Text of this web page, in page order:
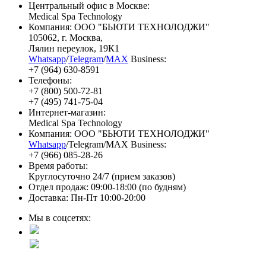
Центральный офис в Москве:
Medical Spa Technology
Компания: ООО "БЬЮТИ ТЕХНОЛОДЖИ"
105062, г. Москва,
Лялин переулок, 19К1
Whatsapp/Telegram/MAX Business:
+7 (964) 630-8591
Телефоны:
+7 (800) 500-72-81
+7 (495) 741-75-04
Интернет-магазин:
Medical Spa Technology
Компания: ООО "БЬЮТИ ТЕХНОЛОДЖИ"
Whatsapp/Telegram/MAX Business:
+7 (966) 085-28-26
Время работы:
Круглосуточно 24/7 (прием заказов)
Отдел продаж: 09:00-18:00 (по будням)
Доставка: Пн-Пт 10:00-20:00
Мы в соцсетях: